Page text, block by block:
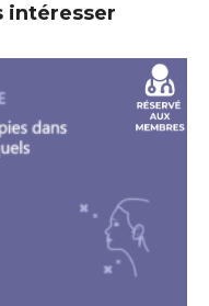
intéresser